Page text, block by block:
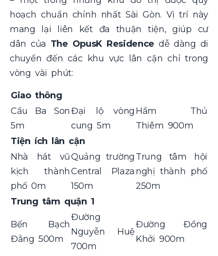
hoạch chuẩn chỉnh nhất Sài Gòn. Vị trí này
mang lại liên kết đa thuận tiện, giúp cư
dân của The OpusK Residence dễ dàng di
chuyển đến các khu vực lân cận chỉ trong
vòng vài phút:
Giao thông
Cầu Ba Son
5m
Đại lộ vòng
cung 5m
Hầm Thủ
Thiêm 900m
Tiện ích lân cận
Nhà hát vũ
kịch thành
phố 0m
Quảng trường
Central Plaza
150m
Trung tâm hội
nghị thành phố
250m
Trung tâm quận 1
Bến Bạch
Đằng 500m
Đường
Nguyễn Huệ
700m
Đường Đồng
Khởi 900m